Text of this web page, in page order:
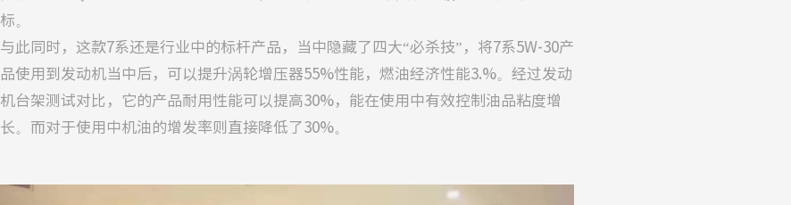
标。
与此同时，这款7系还是行业中的标杆产品，当中隐藏了四大“必杀技”，将7系5W-30产
品使用到发动机当中后，可以提升涡轮增压器55%性能，燃油经济性能3.%。经过发动
机台架测试对比，它的产品耐用性能可以提高30%，能在使用中有效控制油品粘度增
长。而对于使用中机油的增发率则直接降低了30%。